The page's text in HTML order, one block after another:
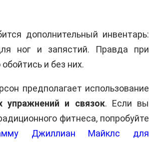
дополнительный инвентарь:
ног и запястий. Правда при
и без них.
предполагает использование
упражнений и связок. Если вы
фитнеса, попробуйте
Джиллиан Майклс для